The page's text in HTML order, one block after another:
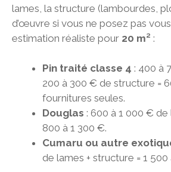
lames, la structure (lambourdes,
d’œuvre si vous ne posez pas
estimation réaliste pour 20 m² :
Pin traité classe 4 : 400 à
200 à 300 € de structure =
fournitures seules.
Douglas : 600 à 1 000 € de
800 à 1 300 €.
Cumaru ou autre
de lames + structure = 1